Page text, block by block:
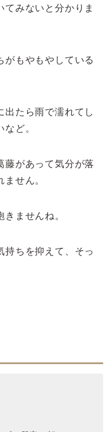
てみないと分かりま
がもやもやしている
出たら雨で濡れてし
ど。
藤があって気分が落
せん。
ませんね。
持ちを抑えて、そっ